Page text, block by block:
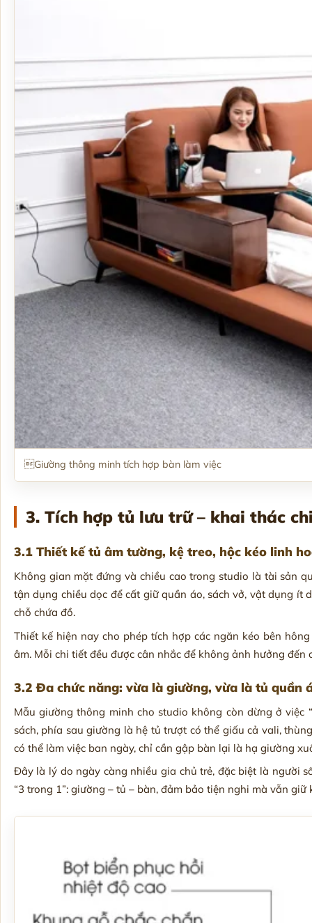
Giường thông minh tích hợp bàn làm việc
3. Tích hợp tủ lưu trữ – khai thác
3.1 Thiết kế tủ âm tường, kệ treo, hộc kéo linh
Không gian mặt đứng và chiều cao trong studio là tài sản
tận dụng chiều dọc để cất giữ quần áo, sách vở, vật dụng
chỗ chứa đồ.
Thiết kế hiện nay cho phép tích hợp các ngăn kéo bên
âm. Mỗi chi tiết đều được cân nhắc để không ảnh hưởng
3.2 Đa chức năng: vừa là giường, vừa là tủ quần
Mẫu giường thông minh cho studio không còn dừng ở
sách, phía sau giường là hệ tủ trượt có thể giấu cả vali,
có thể làm việc ban ngày, chỉ cần gập bàn lại là hạ giường
Đây là lý do ngày càng nhiều gia chủ trẻ, đặc biệt là người
“3 trong 1”: giường – tủ – bàn, đảm bảo tiện nghi mà vẫn